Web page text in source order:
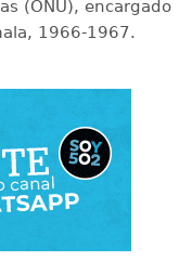
(ONU), encargado
1966-1967.